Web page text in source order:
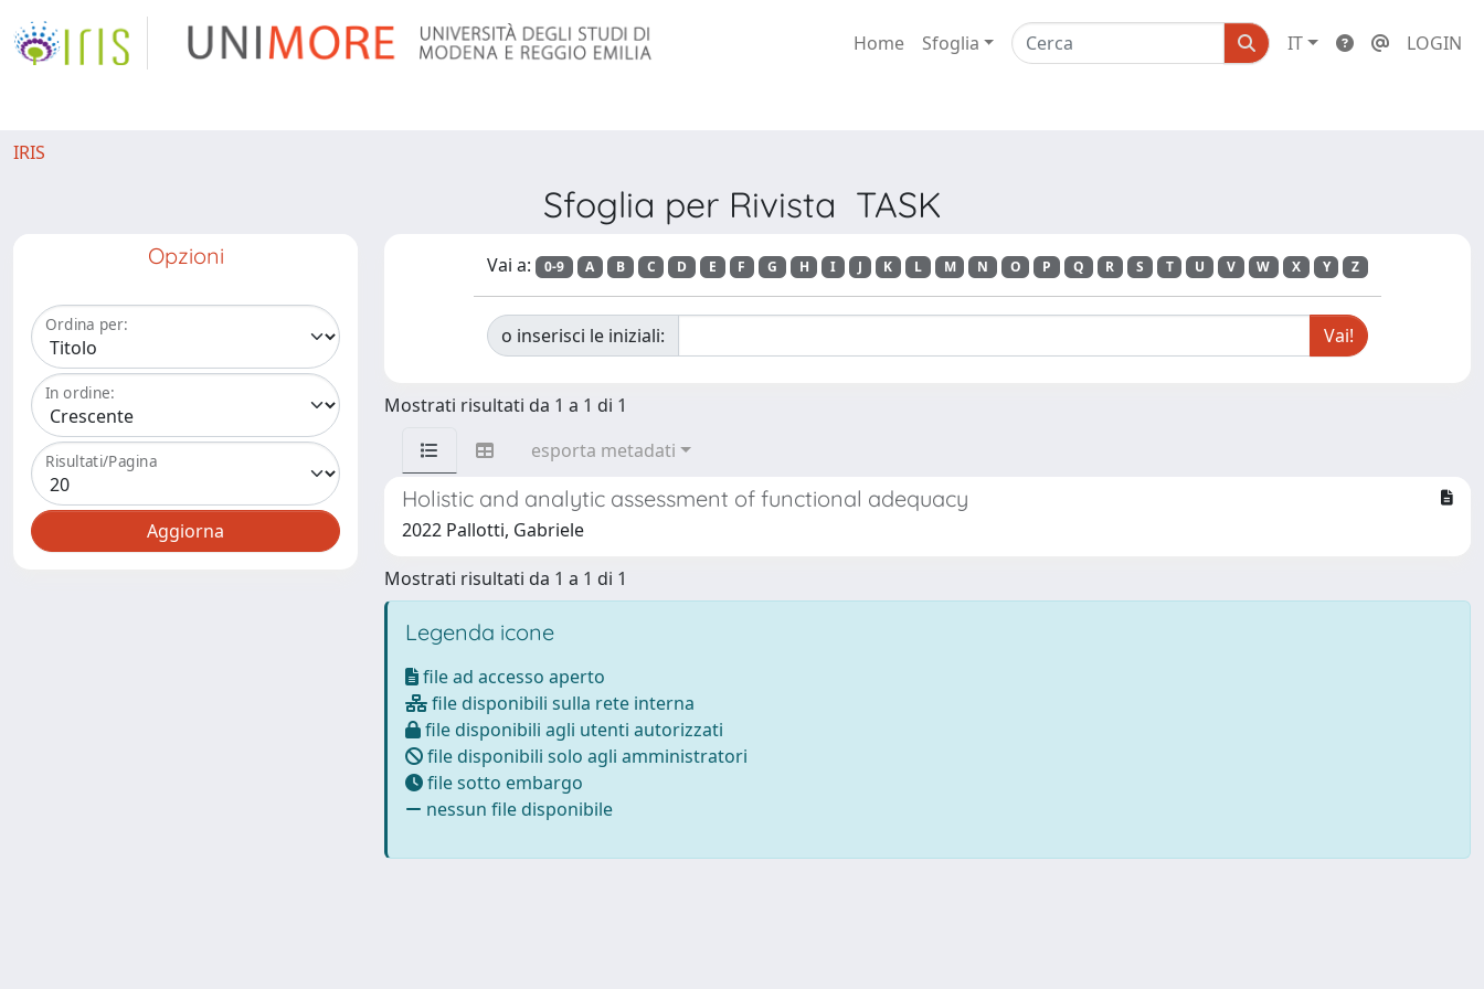
Home Sfoglia IT LOGIN
IRIS
Sfoglia per Rivista TASK
Opzioni
Ordina per:
In ordine:
Risultati/Pagina
Vai a: 0-9 A B C D E F G H I J K L M N O P Q R S T U V W X Y Z
o inserisci le iniziali:
Mostrati risultati da 1 a 1 di 1
esporta metadati
Holistic and analytic assessment of functional adequacy
2022 Pallotti, Gabriele
Mostrati risultati da 1 a 1 di 1
Legenda icone
file ad accesso aperto
file disponibili sulla rete interna
file disponibili agli utenti autorizzati
file disponibili solo agli amministratori
file sotto embargo
nessun file disponibile